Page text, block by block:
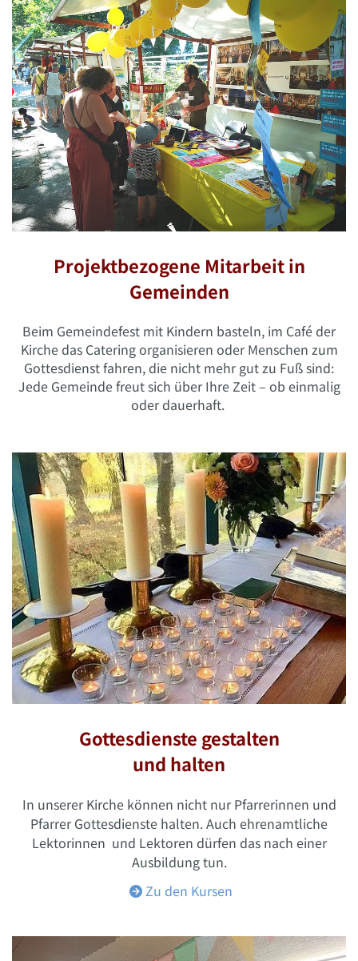
Projektbezogene Mitarbeit in
Gemeinden
Beim Gemeindefest mit Kindern basteln, im Café der
Kirche das Catering organisieren oder Menschen zum
Gottesdienst fahren, die nicht mehr gut zu Fuß sind:
Jede Gemeinde freut sich über Ihre Zeit – ob einmalig
oder dauerhaft.
Gottesdienste gestalten
und halten
In unserer Kirche können nicht nur Pfarrerinnen und
Pfarrer Gottesdienste halten. Auch ehrenamtliche
Lektorinnen und Lektoren dürfen das nach einer
Ausbildung tun.
Zu den Kursen